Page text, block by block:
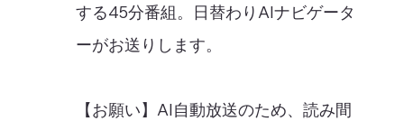
する45分番組。日替わりAIナビゲータ
ーがお送りします。
【お願い】AI自動放送のため、読み間